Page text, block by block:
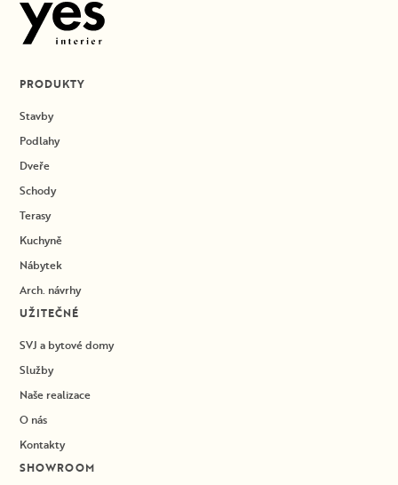
PRODUKTY
Stavby
Podlahy
Dveře
Schody
Terasy
Kuchyně
Nábytek
Arch. návrhy
UŽITEČNÉ
SVJ a bytové domy
Služby
Naše realizace
O nás
Kontakty
SHOWROOM